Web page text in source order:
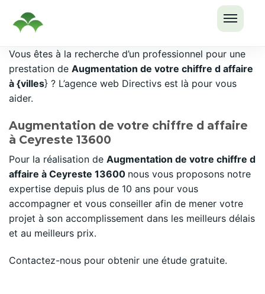
LE
MENU
Passer
au
contenu
Vous êtes à la recherche d’un professionnel pour une
prestation de Augmentation de votre chiffre d affaire
à {villes} ? L’agence web Directivs est là pour vous
aider.
Augmentation de votre chiffre d affaire
à Ceyreste 13600
Pour la réalisation de Augmentation de votre chiffre d
affaire à Ceyreste 13600 nous vous proposons notre
expertise depuis plus de 10 ans pour vous
accompagner et vous conseiller afin de mener votre
projet à son accomplissement dans les meilleurs délais
et au meilleurs prix.
Contactez-nous pour obtenir une étude gratuite.